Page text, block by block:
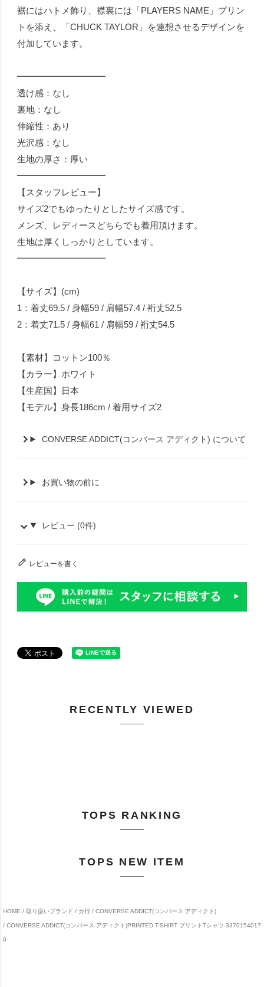
裾にはハトメ飾り、襟裏には「PLAYERS NAME」プリン
トを添え、「CHUCK TAYLOR」を連想させるデザインを
付加しています。
━━━━━━━━━━
透け感：なし
裏地：なし
伸縮性：あり
光沢感：なし
生地の厚さ：厚い
━━━━━━━━━━
【スタッフレビュー】
サイズ2でもゆったりとしたサイズ感です。
メンズ、レディースどちらでも着用頂けます。
生地は厚くしっかりとしています。
━━━━━━━━━━
【サイズ】(cm)
1：着丈69.5 / 身幅59 / 肩幅57.4 / 裄丈52.5
2：着丈71.5 / 身幅61 / 肩幅59 / 裄丈54.5
【素材】コットン100％
【カラー】ホワイト
【生産国】日本
【モデル】身長186cm / 着用サイズ2
CONVERSE ADDICT(コンバース アディクト) について
お買い物の前に
レビュー (0件)
レビューを書く
RECENTLY VIEWED
TOPS RANKING
TOPS NEW ITEM
HOME 取り扱いブランド カ行 CONVERSE ADDICT(コンバース アディクト)
CONVERSE ADDICT(コンバース アディクト)PRINTED T-SHIRT プリントTシャツ 3370154017
0